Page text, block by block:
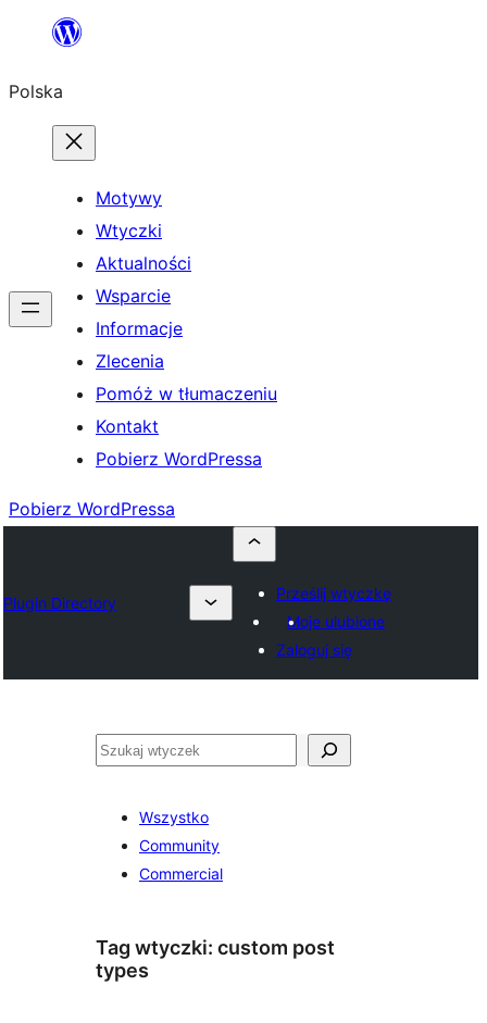
Przejdź
treści
Polska
Motywy
Wtyczki
Aktualności
Wsparcie
Informacje
Zlecenia
Pomóż w tłumaczeniu
Kontakt
Pobierz WordPressa
Pobierz WordPressa
Plugin Directory
Prześlij wtyczkę
Moje ulubione
Zaloguj się
Szukaj
Wszystko
Community
Commercial
Tag wtyczki: custom post
types